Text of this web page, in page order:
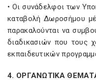
• Οι συνάδελφοι των
καταβολή Δωροσήμου
παρακαλούνται να
διαδικασιών που τους
εκπαιδευτικών
4. ΟΡΓΑΝΩΤΙΚΑ